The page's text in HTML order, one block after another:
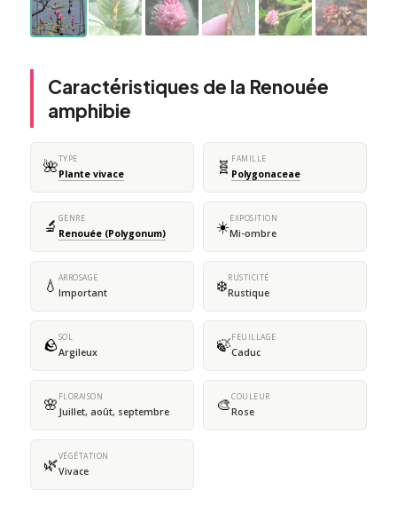
Caractéristiques de la Renouée
amphibie
🌺TYPE
Plante vivace 🧬 FAMILLE
Polygonaceae
🔬 GENRE
Renouée (Polygonum) ☀️EXPOSITION
Mi-ombre
💧 ARROSAGE
Important ❄️RUSTICITÉ
Rustique
🪨SOL
Argileux 🍃FEUILLAGE
Caduc
🌸 FLORAISON
Juillet, août, septembre 🎨COULEUR
Rose
🌿VÉGÉTATION
Vivace